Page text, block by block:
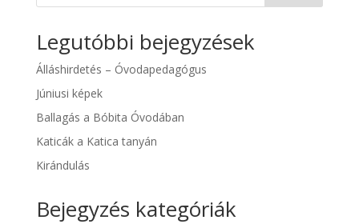
Legutóbbi bejegyzések
Álláshirdetés – Óvodapedagógus
Júniusi képek
Ballagás a Bóbita Óvodában
Katicák a Katica tanyán
Kirándulás
Bejegyzés kategóriák